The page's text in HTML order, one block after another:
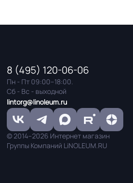
8 (495) 120-06-06
Пн - Пт 09:00–18:00.
Сб - Вс - выходной
lintorg@linoleum.ru
© 2014–2026 Интернет магазин
Группы Компаний LiNOLEUM.RU